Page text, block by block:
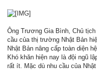
Ông Trương Gia Bình, Chủ
cầu của thị trường Nhật Bản
Nhật Bản nâng cấp toàn diện
Khó khăn hiện nay là đội ngũ
rất ít. Mặc dù nhu cầu của